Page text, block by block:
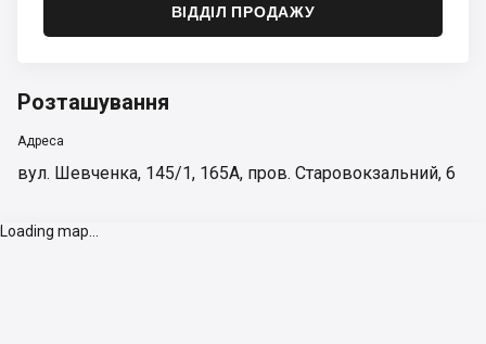
ВІДДІЛ ПРОДАЖУ
Розташування
Адреса
вул. Шевченка, 145/1, 165А, пров. Старовокзальний, 6
Loading map...